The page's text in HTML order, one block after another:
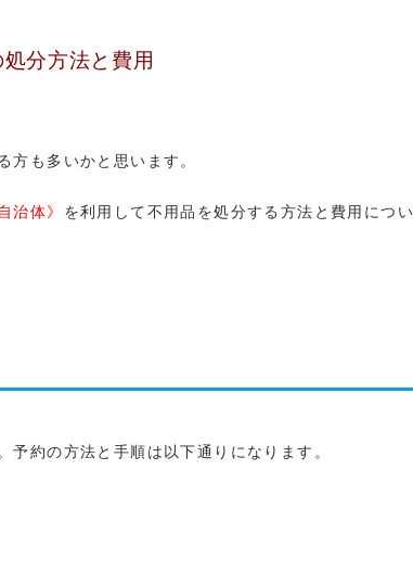
分方法と費用
方も多いかと思います。
治体》 を利用して不用品を処分する方法と費用につ
約の方法と手順は以下通りになります。